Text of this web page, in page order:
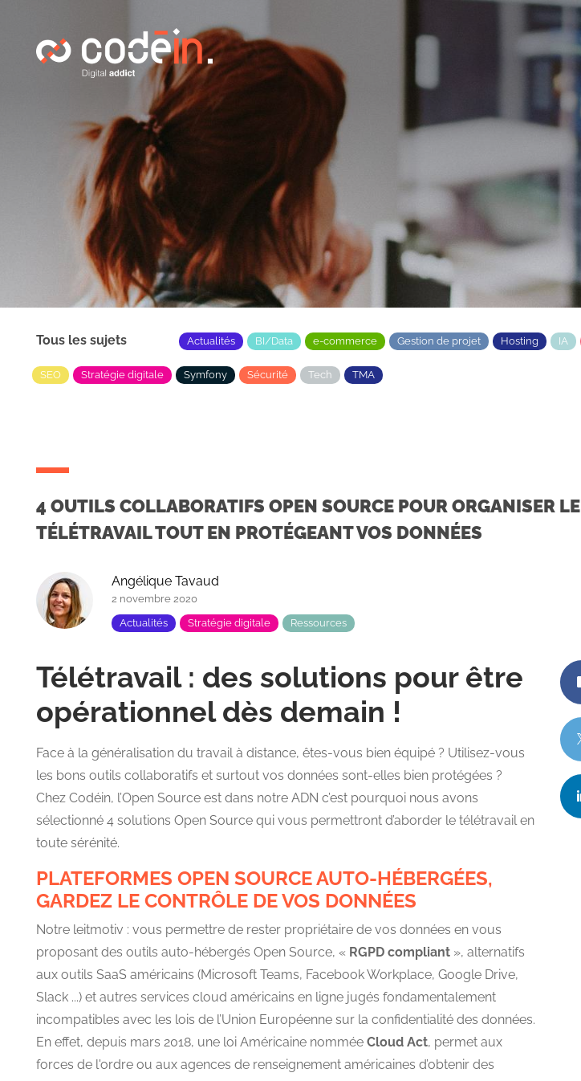
Tous les sujets Actualités BI/Data e-commerce Gestion de projet Hosting IA
SEO Stratégie digitale Symfony Sécurité Tech TMA
4 OUTILS COLLABORATIFS OPEN SOURCE POUR ORGANISER LE
TÉLÉTRAVAIL TOUT EN PROTÉGEANT VOS DONNÉES
Angélique Tavaud
2 novembre 2020
Actualités
Stratégie digitale Ressources
Télétravail : des solutions pour être
opérationnel dès demain !
Face à la généralisation du travail à distance, êtes-vous bien équipé ? Utilisez-vous
les bons outils collaboratifs et surtout vos données sont-elles bien protégées ?
Chez Codéin, l’Open Source est dans notre ADN c’est pourquoi nous avons
sélectionné 4 solutions Open Source qui vous permettront d’aborder le télétravail en
toute sérénité.
PLATEFORMES OPEN SOURCE AUTO-HÉBERGÉES,
GARDEZ LE CONTRÔLE DE VOS DONNÉES
Notre leitmotiv : vous permettre de rester propriétaire de vos données en vous
proposant des outils auto-hébergés Open Source, « RGPD compliant », alternatifs
aux outils SaaS américains (Microsoft Teams, Facebook Workplace, Google Drive,
Slack ...) et autres services cloud américains en ligne jugés fondamentalement
incompatibles avec les lois de l’Union Européenne sur la confidentialité des données.
En effet, depuis mars 2018, une loi Américaine nommée Cloud Act, permet aux
forces de l'ordre ou aux agences de renseignement américaines d’obtenir des